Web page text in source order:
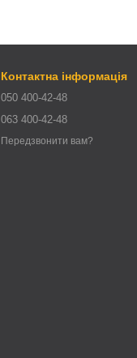
Контактна інформація
050 400-42-48
063 400-42-48
Передзвонити вам?